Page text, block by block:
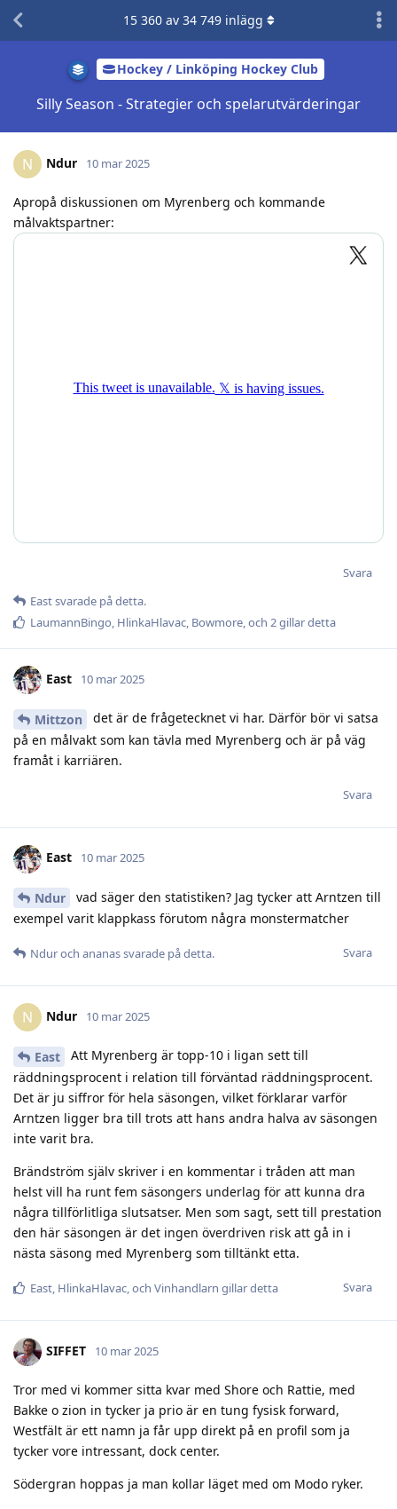
Hockey / Linköping Hockey Club
Silly Season - Strategier och spelarutvärderingar
15 360av 34 749inlägg
N Ndur 10 mar 2025
Apropå diskussionen om Myrenberg och kommande
målvaktspartner:
Svara
Eastsvarade på detta.
LaumannBingo, HlinkaHlavac, Bowmore, och 2gillar detta
East 10 mar 2025
Mittzon
det är de frågetecknet vi har. Därför bör vi satsa
på en målvakt som kan tävla med Myrenberg och är på väg
framåt i karriären.
Svara
East 10 mar 2025
Ndur
vad säger den statistiken? Jag tycker att Arntzen till
exempel varit klappkass förutom några monstermatcher
Svara
Nduroch ananassvarade på detta.
N Ndur 10 mar 2025
East
Att Myrenberg är topp-10 i ligan sett till
räddningsprocent i relation till förväntad räddningsprocent.
Det är ju siffror för hela säsongen, vilket förklarar varför
Arntzen ligger bra till trots att hans andra halva av säsongen
inte varit bra.
Brändström själv skriver i en kommentar i tråden att man
helst vill ha runt fem säsongers underlag för att kunna dra
några tillförlitliga slutsatser. Men som sagt, sett till prestation
den här säsongen är det ingen överdriven risk att gå in i
nästa säsong med Myrenberg som tilltänkt etta.
Svara
East, HlinkaHlavac, och Vinhandlarn gillar detta
SIFFET 10 mar 2025
Tror med vi kommer sitta kvar med Shore och Rattie, med
Bakke o zion in tycker ja prio är en tung fysisk forward,
Westfält är ett namn ja får upp direkt på en profil som ja
tycker vore intressant, dock center.
Södergran hoppas ja man kollar läget med om Modo ryker.